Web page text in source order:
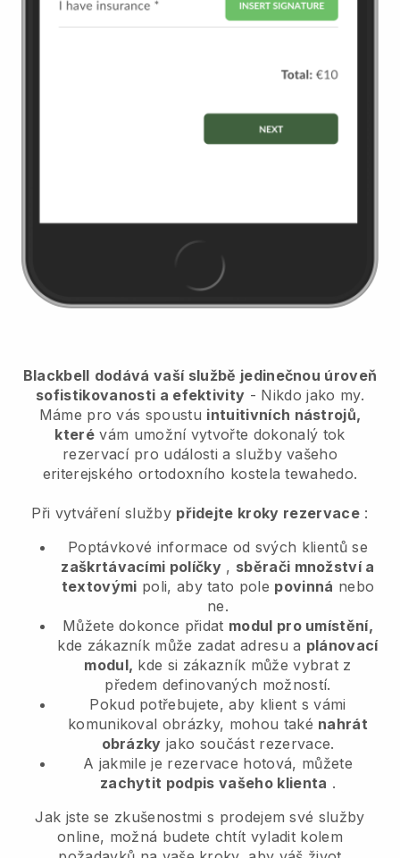
Blackbell dodává vaší službě jedinečnou úroveň
sofistikovanosti a efektivity - Nikdo jako my.
Máme pro vás spoustu intuitivních nástrojů,
které vám umožní vytvořte dokonalý tok
rezervací pro události a služby vašeho
eriterejského ortodoxního kostela tewahedo.
Při vytváření služby přidejte kroky rezervace:
Poptávkové informace od svých klientů se
zaškrtávacími políčky , sběrači množství a
textovými poli, aby tato pole povinná nebo
ne.
Můžete dokonce přidat modul pro umístění,
kde zákazník může zadat adresu a plánovací
modul, kde si zákazník může vybrat z
předem definovaných možností.
Pokud potřebujete, aby klient s vámi
komunikoval obrázky, mohou také nahrát
obrázky jako součást rezervace.
A jakmile je rezervace hotová, můžete
zachytit podpis vašeho klienta .
Jak jste se zkušenostmi s prodejem své služby
online, možná budete chtít vyladit kolem